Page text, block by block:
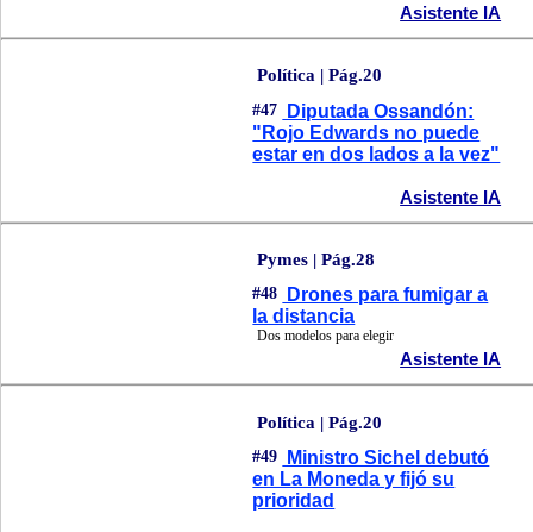
Asistente IA
Política | Pág.20
#47
Diputada Ossandón:
"Rojo Edwards no puede
estar en dos lados a la vez"
Asistente IA
Pymes | Pág.28
#48
Drones para fumigar a
la distancia
Dos modelos para elegir
Asistente IA
Política | Pág.20
#49
Ministro Sichel debutó
en La Moneda y fijó su
prioridad